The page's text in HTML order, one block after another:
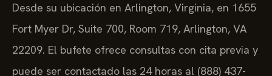
Desde su ubicación en Arlington, Virginia, en 1655
Fort Myer Dr, Suite 700, Room 719, Arlington, VA
22209. El bufete ofrece consultas con cita previa y
puede ser contactado las 24 horas al (888) 437-